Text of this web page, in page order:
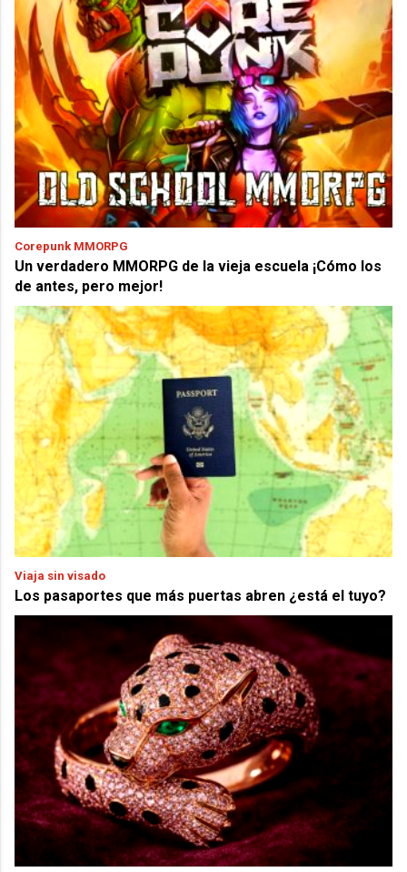
Corepunk MMORPG
Un verdadero MMORPG de la vieja escuela ¡Cómo los
de antes, pero mejor!
Viaja sin visado
Los pasaportes que más puertas abren ¿está el tuyo?